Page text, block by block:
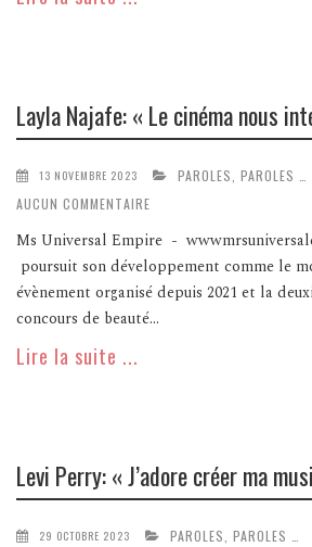
Layla Najafe: « Le cinéma nous
13 NOVEMBRE 2023
PAROLES, PAROLES …
AUCUN COMMENTAIRE
Ms Universal Empire -
poursuit son développement comme le
évènement organisé depuis 2021 et la
concours de beauté...
Lire la suite ...
Levi Perry: « J’adore créer ma
29 OCTOBRE 2023
PAROLES, PAROLES …